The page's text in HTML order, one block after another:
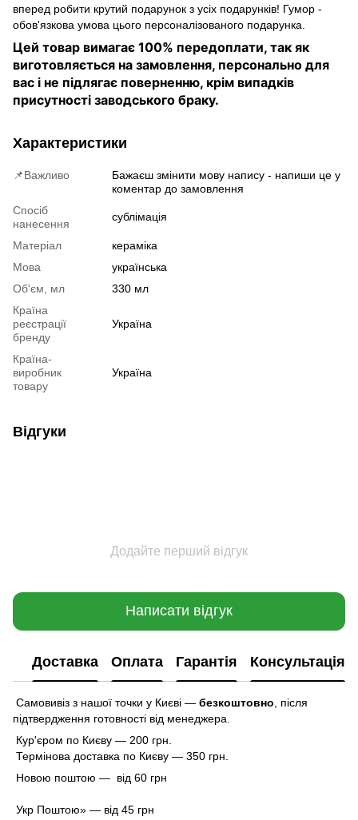
вперед робити крутий подарунок з усіх подарунків! Гумор -
обов'язкова умова цього персоналізованого подарунка.
Цей товар вимагає 100% передоплати, так як
виготовляється на замовлення, персонально для
вас і не підлягає поверненню, крім випадків
присутності заводського браку.
Характеристики
📌Важливо
Бажаєш змінити мову напису - напиши це у
коментар до замовлення
Спосіб
нанесення
сублімація
Матеріал
кераміка
Мова
українська
Об'єм, мл
330 мл
Країна
реєстрації
бренду
Україна
Країна-
виробник
товару
Україна
Відгуки
Додайте перший відгук
Написати відгук
Доставка Оплата Гарантія Консультація
Самовивіз з нашої точки у Києві — безкоштовно
після
підтвердження готовності від менеджера.
Кур'єром по Києву — 200 грн.
Термінова доставка по Києву — 350 грн.
Новою поштою — від 60 грн
Укр Поштою» — від 45 грн